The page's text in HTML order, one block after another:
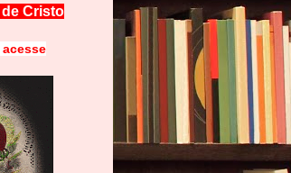
Cristo
acesse